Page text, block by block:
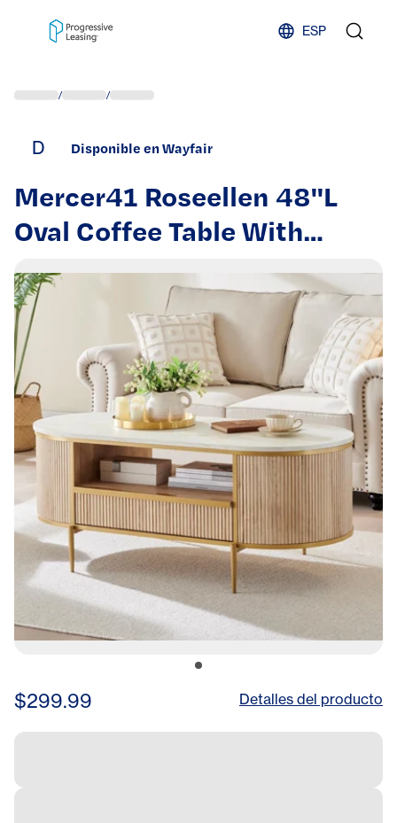
ESP
/ /
D Disponible en Wayfair
Mercer41 Roseellen 48''L
Oval Coffee Table With
Storage, Center Table With
Open Shelf, Fluted Design
$299.99 Detalles del producto